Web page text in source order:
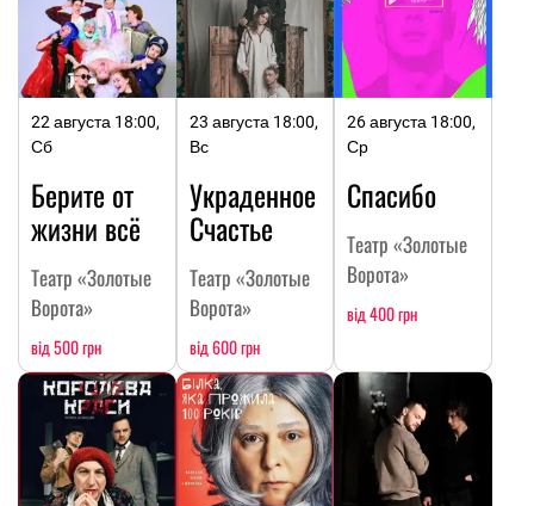
22 августа 18:00,
Сб
Берите от
жизни всё
Театр «Золотые
Ворота»
від 500 грн
23 августа 18:00,
Вс
Украденное
Счастье
Театр «Золотые
Ворота»
від 600 грн
26 августа 18:00,
Ср
Спасибо
Театр «Золотые
Ворота»
від 400 грн